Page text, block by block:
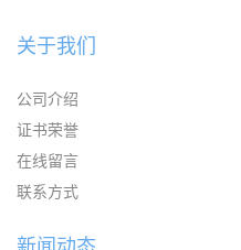
关于我们
公司介绍
证书荣誉
在线留言
联系方式